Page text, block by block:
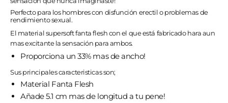
Perfecto para los hombres con disfunción erectil o problemas de
rendimiento sexual.
El material supersoft fanta flesh con el que está fabricado hara aun
mas excitante la sensación para ambos.
Proporciona un 33% mas de ancho!
Sus principales caracteristicas son;
Material Fanta Flesh
Añade 5.1 cm mas de longitud a tu pene!